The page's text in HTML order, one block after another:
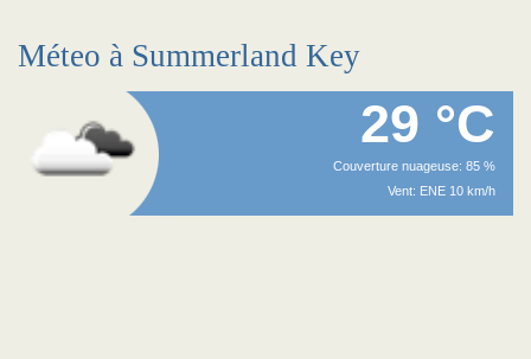
Méteo à Summerland Key
29 °C
Couverture nuageuse: 85 %
Vent: ENE 10 km/h